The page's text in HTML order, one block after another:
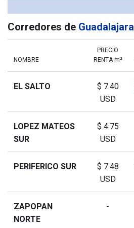
Corredores de Guadalajara
NOMBRE
PRECIO
RENTA m²
EL SALTO
$ 7.40
USD
LOPEZ MATEOS
SUR
$ 4.75
USD
PERIFERICO SUR
$ 7.48
USD
ZAPOPAN
NORTE
-